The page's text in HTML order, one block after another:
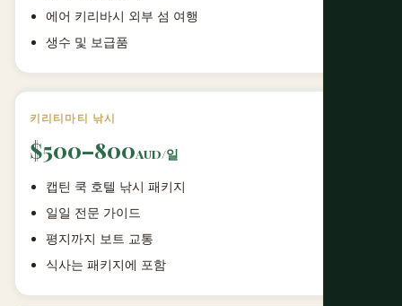
에어 키리바시 외부 섬 여행
생수 및 보급품
키리티마티 낚시
$500–800AUD/일
캡틴 쿡 호텔 낚시 패키지
일일 전문 가이드
평지까지 보트 교통
식사는 패키지에 포함